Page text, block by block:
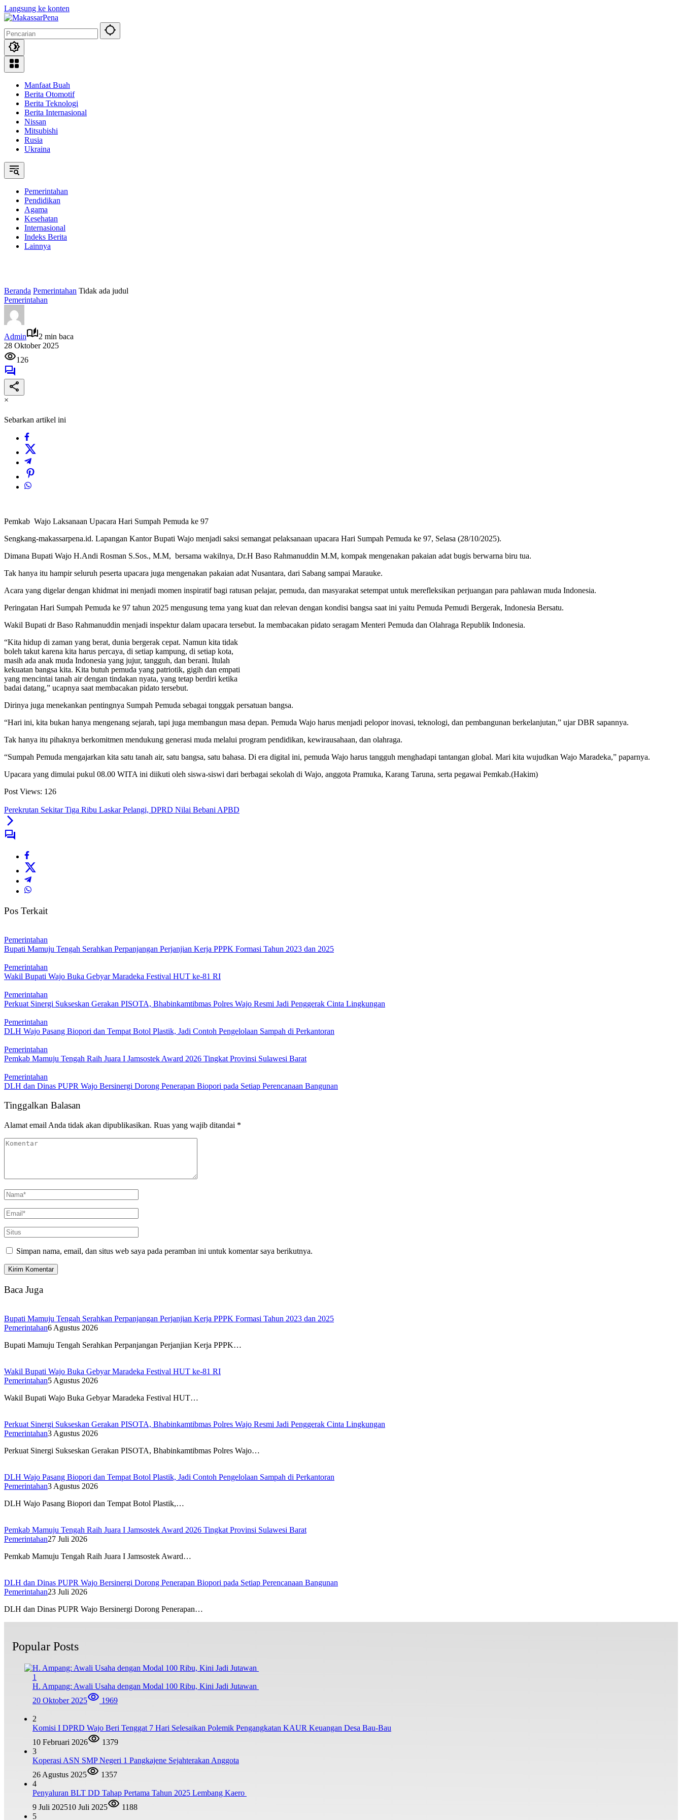
Langsung ke konten
Manfaat Buah
Berita Otomotif
Berita Teknologi
Berita Internasional
Nissan
Mitsubishi
Rusia
Ukraina
Pemerintahan
Pendidikan
Agama
Kesehatan
Internasional
Indeks Berita
Lainnya
Beranda Pemerintahan Tidak ada judul
Pemerintahan
Admin
2 min baca
28 Oktober 2025
126
×
Sebarkan artikel ini
Pemkab Wajo Laksanaan Upacara Hari Sumpah Pemuda ke 97
Sengkang-makassarpena.id. Lapangan Kantor Bupati Wajo menjadi saksi semangat pelaksanaan upacara Hari Sumpah Pemuda ke 97, Selasa (28/10/2025).
Dimana Bupati Wajo H.Andi Rosman S.Sos., M.M, bersama wakilnya, Dr.H Baso Rahmanuddin M.M, kompak mengenakan pakaian adat bugis berwarna biru tua.
Tak hanya itu hampir seluruh peserta upacara juga mengenakan pakaian adat Nusantara, dari Sabang sampai Marauke.
Acara yang digelar dengan khidmat ini menjadi momen inspiratif bagi ratusan pelajar, pemuda, dan masyarakat setempat untuk merefleksikan perjuangan para pahlawan muda Indonesia.
Peringatan Hari Sumpah Pemuda ke 97 tahun 2025 mengusung tema yang kuat dan relevan dengan kondisi bangsa saat ini yaitu Pemuda Pemudi Bergerak, Indonesia Bersatu.
Wakil Bupati dr Baso Rahmanuddin menjadi inspektur dalam upacara tersebut. Ia membacakan pidato seragam Menteri Pemuda dan Olahraga Republik Indonesia.
“Kita hidup di zaman yang berat, dunia bergerak cepat. Namun kita tidak
boleh takut karena kita harus percaya, di setiap kampung, di setiap kota,
masih ada anak muda Indonesia yang jujur, tangguh, dan berani. Itulah
kekuatan bangsa kita. Kita butuh pemuda yang patriotik, gigih dan empati
yang mencintai tanah air dengan tindakan nyata, yang tetap berdiri ketika
badai datang,” ucapnya saat membacakan pidato tersebut.
Dirinya juga menekankan pentingnya Sumpah Pemuda sebagai tonggak persatuan bangsa.
“Hari ini, kita bukan hanya mengenang sejarah, tapi juga membangun masa depan. Pemuda Wajo harus menjadi pelopor inovasi, teknologi, dan pembangunan berkelanjutan,” ujar DBR sapannya.
Tak hanya itu pihaknya berkomitmen mendukung generasi muda melalui program pendidikan, kewirausahaan, dan olahraga.
“Sumpah Pemuda mengajarkan kita satu tanah air, satu bangsa, satu bahasa. Di era digital ini, pemuda Wajo harus tangguh menghadapi tantangan global. Mari kita wujudkan Wajo Maradeka,” paparnya.
Upacara yang dimulai pukul 08.00 WITA ini diikuti oleh siswa-siswi dari berbagai sekolah di Wajo, anggota Pramuka, Karang Taruna, serta pegawai Pemkab.(Hakim)
Post Views: 126
Perekrutan Sekitar Tiga Ribu Laskar Pelangi, DPRD Nilai Bebani APBD
Pos Terkait
Pemerintahan
Bupati Mamuju Tengah Serahkan Perpanjangan Perjanjian Kerja PPPK Formasi Tahun 2023 dan 2025
Pemerintahan
Wakil Bupati Wajo Buka Gebyar Maradeka Festival HUT ke-81 RI
Pemerintahan
Perkuat Sinergi Sukseskan Gerakan PISOTA, Bhabinkamtibmas Polres Wajo Resmi Jadi Penggerak Cinta Lingkungan
Pemerintahan
DLH Wajo Pasang Biopori dan Tempat Botol Plastik, Jadi Contoh Pengelolaan Sampah di Perkantoran
Pemerintahan
Pemkab Mamuju Tengah Raih Juara I Jamsostek Award 2026 Tingkat Provinsi Sulawesi Barat
Pemerintahan
DLH dan Dinas PUPR Wajo Bersinergi Dorong Penerapan Biopori pada Setiap Perencanaan Bangunan
Tinggalkan Balasan
Alamat email Anda tidak akan dipublikasikan. Ruas yang wajib ditandai *
Simpan nama, email, dan situs web saya pada peramban ini untuk komentar saya berikutnya.
Baca Juga
Bupati Mamuju Tengah Serahkan Perpanjangan Perjanjian Kerja PPPK Formasi Tahun 2023 dan 2025
Pemerintahan6 Agustus 2026
Bupati Mamuju Tengah Serahkan Perpanjangan Perjanjian Kerja PPPK…
Wakil Bupati Wajo Buka Gebyar Maradeka Festival HUT ke-81 RI
Pemerintahan5 Agustus 2026
Wakil Bupati Wajo Buka Gebyar Maradeka Festival HUT…
Perkuat Sinergi Sukseskan Gerakan PISOTA, Bhabinkamtibmas Polres Wajo Resmi Jadi Penggerak Cinta Lingkungan
Pemerintahan3 Agustus 2026
Perkuat Sinergi Sukseskan Gerakan PISOTA, Bhabinkamtibmas Polres Wajo…
DLH Wajo Pasang Biopori dan Tempat Botol Plastik, Jadi Contoh Pengelolaan Sampah di Perkantoran
Pemerintahan3 Agustus 2026
DLH Wajo Pasang Biopori dan Tempat Botol Plastik,…
Pemkab Mamuju Tengah Raih Juara I Jamsostek Award 2026 Tingkat Provinsi Sulawesi Barat
Pemerintahan27 Juli 2026
Pemkab Mamuju Tengah Raih Juara I Jamsostek Award…
DLH dan Dinas PUPR Wajo Bersinergi Dorong Penerapan Biopori pada Setiap Perencanaan Bangunan
Pemerintahan23 Juli 2026
DLH dan Dinas PUPR Wajo Bersinergi Dorong Penerapan…
Popular Posts
1
H. Ampang: Awali Usaha dengan Modal 100 Ribu, Kini Jadi Jutawan
20 Oktober 2025
1969
2
Komisi I DPRD Wajo Beri Tenggat 7 Hari Selesaikan Polemik Pengangkatan KAUR Keuangan Desa Bau-Bau
10 Februari 2026
1379
3
Koperasi ASN SMP Negeri 1 Pangkajene Sejahterakan Anggota
26 Agustus 2025
1357
4
Penyaluran BLT DD Tahap Pertama Tahun 2025 Lembang Kaero
9 Juli 202510 Juli 2025
1188
5